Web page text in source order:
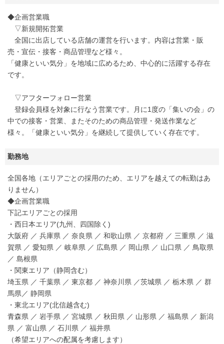
◆企画営業職
▽新規開拓営業
全国に出店している店舗の運営を行います。内容は営業・販
売・宣伝・接客・商品管理など様々。
「健康といい気分」を地域に広めるため、中心的に活躍する存在
です。
▽アフターフォロー営業
登録会員様を対象に行なう営業です。月に1度の「集いの会」の
中での接客・営業、またそのための商品管理・発送作業など
様々。「健康といい気分」を継続して提供していく存在です。
勤務地
全国各地（エリアごとの採用のため、エリアを越えての転勤はあ
りません）
◆企画営業職
下記エリアごとの採用
・西日本エリア(九州、四国除く)
大阪府 ／ 兵庫県 ／ 奈良県 ／ 和歌山県 ／ 京都府 ／ 三重県 ／ 滋
賀県 ／ 愛知県 ／ 岐阜県 ／ 広島県 ／ 岡山県 ／ 山口県 ／ 鳥取県
／ 島根県
・関東エリア（静岡含む）
埼玉県 ／ 千葉県 ／ 東京都 ／ 神奈川県 ／茨城県 ／ 栃木県 ／ 群
馬県／ 静岡県
・東北エリア(北信越含む)
青森県 ／ 岩手県 ／ 宮城県 ／ 秋田県 ／ 山形県 ／ 福島県 ／ 新潟
県 ／ 富山県 ／ 石川県 ／ 福井県
（希望エリアへの配属を考慮します）